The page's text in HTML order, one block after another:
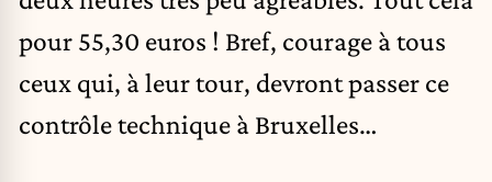
pour 55,30 euros ! Bref, courage à tous
ceux qui, à leur tour, devront passer ce
contrôle technique à Bruxelles…